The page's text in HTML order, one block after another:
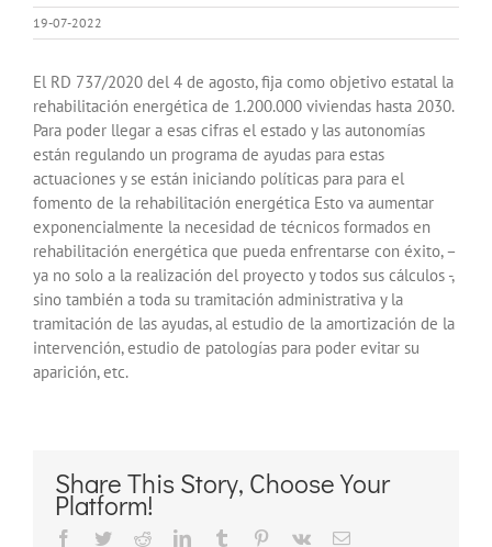
19-07-2022
El RD 737/2020 del 4 de agosto, fija como objetivo estatal la
rehabilitación energética de 1.200.000 viviendas hasta 2030.
Para poder llegar a esas cifras el estado y las autonomías
están regulando un programa de ayudas para estas
actuaciones y se están iniciando políticas para para el
fomento de la rehabilitación energética Esto va aumentar
exponencialmente la necesidad de técnicos formados en
rehabilitación energética que pueda enfrentarse con éxito, –
ya no solo a la realización del proyecto y todos sus cálculos -,
sino también a toda su tramitación administrativa y la
tramitación de las ayudas, al estudio de la amortización de la
intervención, estudio de patologías para poder evitar su
aparición, etc.
Share This Story, Choose Your
Platform!
Facebook
TwitterRedditLinkedInTumblr Pinterest
Vk
Correo